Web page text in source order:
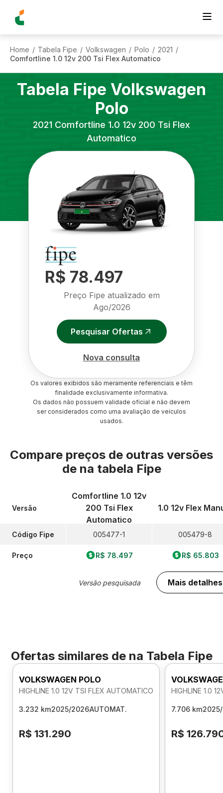
Home / Tabela Fipe / Volkswagen / Polo / 2021 /
Comfortline 1.0 12v 200 Tsi Flex Automatico
Tabela Fipe Volkswagen
Polo
2021 Comfortline 1.0 12v 200 Tsi Flex
Automatico
R$ 78.497
Preço Fipe atualizado em
Ago/2026
Pesquisar Ofertas
Nova consulta
Os valores exibidos são meramente referenciais e têm
finalidade exclusivamente informativa.
Os dados não possuem validade oficial e não devem
ser considerados como uma avaliação de veículos
usados.
Compare preços de outras versões
de na tabela Fipe
Versão
Código Fipe
Preço
Comfortline 1.0 12v
200 Tsi Flex
Automatico
005477-1
R$ 78.497
Versão pesquisada
1.0 12v Flex
005479-8
R$ 65.803
Mais detalhes
Ofertas similares de na Tabela Fipe
VOLKSWAGEN POLO
HIGHLINE 1.0 12V TSI FLEX AUTOMATICO
3.232 km2025/2026AUTOMAT.
R$ 131.290
HIGHLINE 1.0
7.706 km
R$